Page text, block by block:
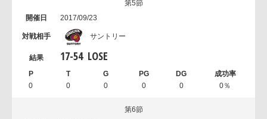
第5節
2017/09/23
サントリー
17-54 LOSE
0 0 0 0 0 0％
第6節